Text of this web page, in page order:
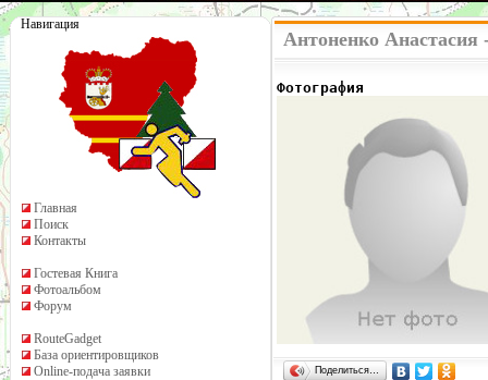
Навигация
Главная
Поиск
Контакты
Гостевая Книга
Фотоальбом
Форум
RouteGadget
База ориентировщиков
Online-подача заявки
Антоненко
Фотография
Поделиться…